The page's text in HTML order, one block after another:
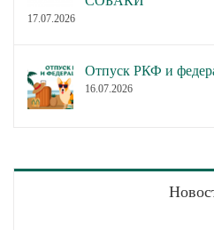
17.07.2026
Отпуск РКФ и
16.07.2026